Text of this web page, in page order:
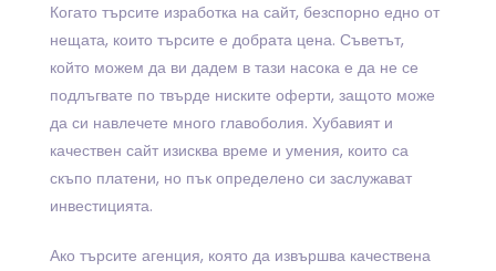
Когато търсите изработка на сайт, безспорно едно от
нещата, които търсите е добрата цена. Съветът,
който можем да ви дадем в тази насока е да не се
подлъгвате по твърде ниските оферти, защото може
да си навлечете много главоболия. Хубавият и
качествен сайт изисква време и умения, които са
скъпо платени, но пък определено си заслужават
инвестицията.
Ако търсите агенция, която да извършва качествена